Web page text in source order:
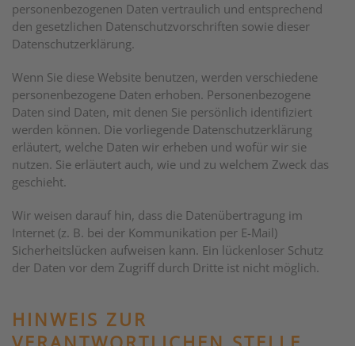
personenbezogenen Daten vertraulich und entsprechend
den gesetzlichen Datenschutzvorschriften sowie dieser
Datenschutzerklärung.
Wenn Sie diese Website benutzen, werden verschiedene
personenbezogene Daten erhoben. Personenbezogene
Daten sind Daten, mit denen Sie persönlich identifiziert
werden können. Die vorliegende Datenschutzerklärung
erläutert, welche Daten wir erheben und wofür wir sie
nutzen. Sie erläutert auch, wie und zu welchem Zweck das
geschieht.
Wir weisen darauf hin, dass die Datenübertragung im
Internet (z. B. bei der Kommunikation per E-Mail)
Sicherheitslücken aufweisen kann. Ein lückenloser Schutz
der Daten vor dem Zugriff durch Dritte ist nicht möglich.
HINWEIS ZUR